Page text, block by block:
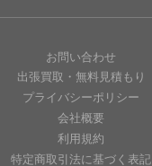
お問い合わせ
出張買取・無料見積もり
プライバシーポリシー
会社概要
利用規約
特定商取引法に基づく表記